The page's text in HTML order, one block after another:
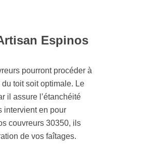
Espinos
pourront procéder à
toit soit optimale. Le
il assure l’étanchéité
intervient en pour
couvreurs 30350, ils
de vos faîtages.